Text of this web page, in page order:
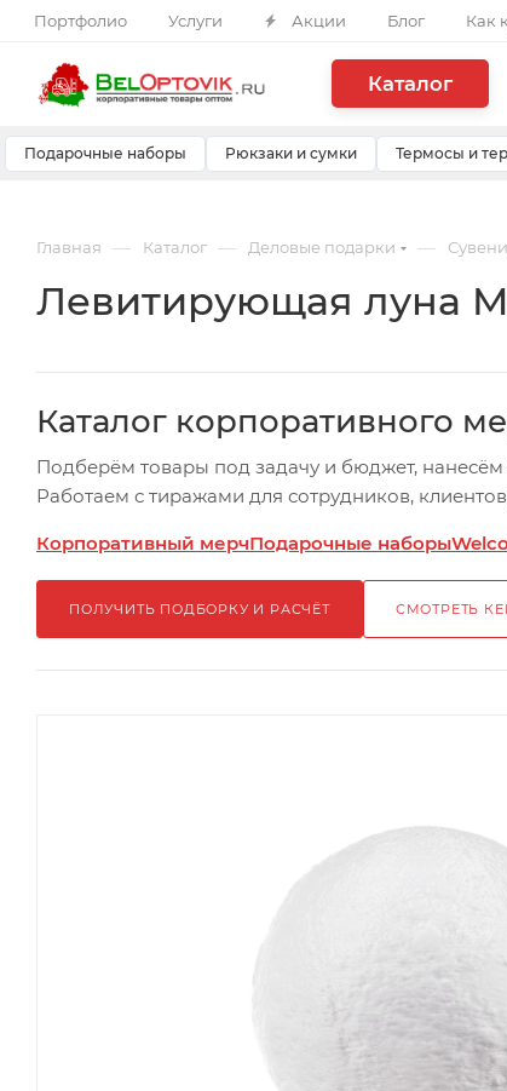
Портфолио Услуги Акции Блог Как
Каталог
Подарочные наборы Рюкзаки и сумки Термосы и
Главная — Каталог — Деловые подарки —
Левитирующая луна
Каталог корпоративного
Подберём товары под задачу и бюджет,
Работаем с тиражами для сотрудников,
Корпоративный мерчПодарочные наборы
ПОЛУЧИТЬ ПОДБОРКУ И РАСЧЁТ СМОТРЕТЬ